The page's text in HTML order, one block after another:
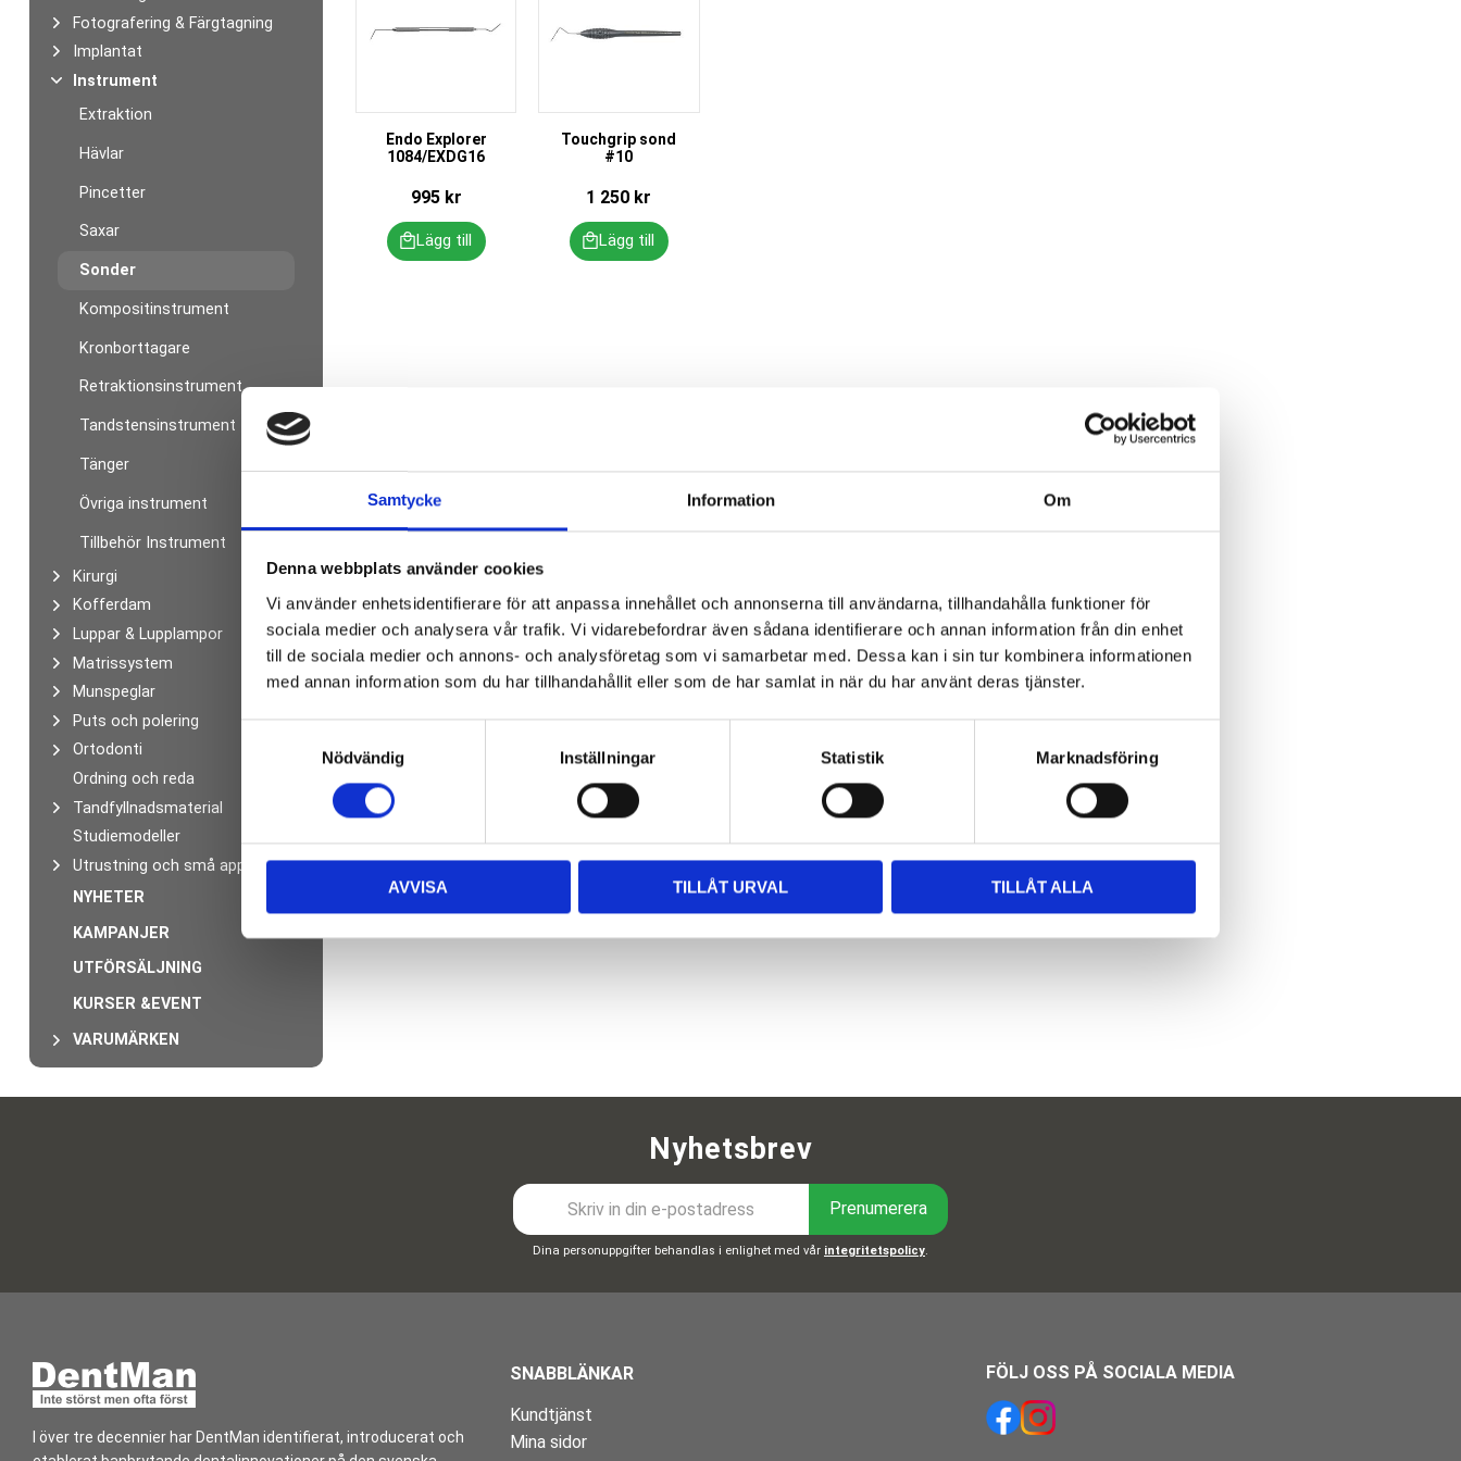
Samtycke Information Om
Denna webbplats använder cookies
Vi använder enhetsidentifierare för att anpassa innehållet och annonserna till användarna, tillhandahålla funktioner för
sociala medier och analysera vår trafik. Vi vidarebefordrar även sådana identifierare och annan information från din enhet
till de sociala medier och annons- och analysföretag som vi samarbetar med. Dessa kan i sin tur kombinera informationen
med annan information som du har tillhandahållit eller som de har samlat in när du har använt deras tjänster.
c
s
Nödvändig Inställningar Statistik Marknadsföring
AVVISA TILLÅT URVAL TILLÅT ALLA
Endo Explorer
1084/EXDG16
995kr
Touchgrip sond
#10
1 250 kr
Fotografering & Färgtagning
Implantat
Instrument
Extraktion
Hävlar
Pincetter
Saxar
Sonder
Kompositinstrument
Kronborttagare
Retraktionsinstrument
Tandstensinstrument
Tänger
Övriga instrument
Tillbehör Instrument
Kirurgi
Kofferdam
Luppar & Lupplampor
Matrissystem
Munspeglar
Puts och polering
Ortodonti
Ordning och reda
Tandfyllnadsmaterial
Studiemodeller
Utrustning och små apparater
NYHETER
KAMPANJER
UTFÖRSÄLJNING
KURSER &EVENT
VARUMÄRKEN
Nyhetsbrev
Prenumerera
Dina personuppgifter behandlas i enlighet med vår integritetspolicy.
I över tre decennier har DentMan identifierat, introducerat och
SNABBLÄNKAR
Kundtjänst
Mina sidor
FÖLJ OSS PÅ SOCIALA MEDIA